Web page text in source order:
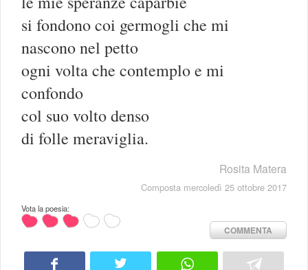
si fondono coi germogli che mi
nascono nel petto
ogni volta che contemplo e mi
confondo
col suo volto denso
di folle meraviglia.
Rosita Matera
Composta mercoledì 25 ottobre 2017
Vota la poesia:
COMMENTA